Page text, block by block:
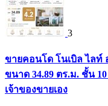
3
ขายคอนโด โนเบิล ไลท์
ขนาด 34.89 ตร.ม. ชั้น 10
เจ้าของขายเอง